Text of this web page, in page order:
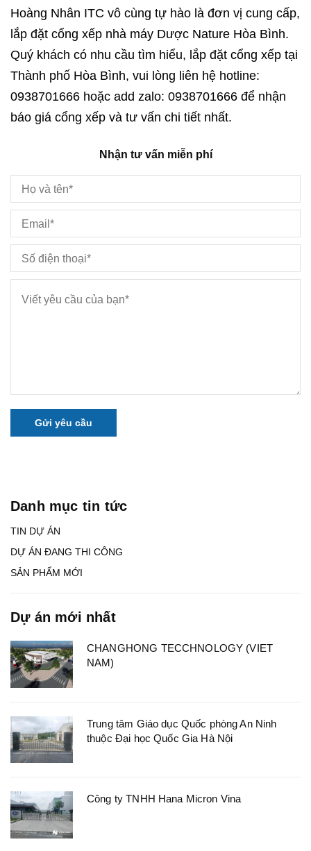
Hoàng Nhân ITC vô cùng tự hào là đơn vị cung cấp,
lắp đặt cổng xếp nhà máy Dược Nature Hòa Bình.
Quý khách có nhu cầu tìm hiểu, lắp đặt cổng xếp tại
Thành phố Hòa Bình, vui lòng liên hệ hotline:
0938701666 hoặc add zalo: 0938701666 để nhận
báo giá cổng xếp và tư vấn chi tiết nhất.
Nhận tư vấn miễn phí
Gửi yêu cầu
Danh mục tin tức
TIN DỰ ÁN
DỰ ÁN ĐANG THI CÔNG
SẢN PHẨM MỚI
Dự án mới nhất
CHANGHONG TECCHNOLOGY (VIET
NAM)
Trung tâm Giáo dục Quốc phòng An Ninh
thuộc Đại học Quốc Gia Hà Nội
Công ty TNHH Hana Micron Vina